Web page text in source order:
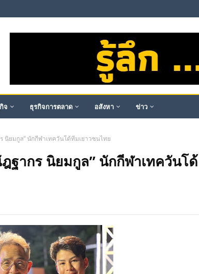
จ ธุรกิจการตลาด อสังหา ข่าว
นิยมกูล” นักกีฬาเทควันโด้ทีมเยาวชนไทย
ฐากร นิยมกูล” นักกีฬาเทควันโด้